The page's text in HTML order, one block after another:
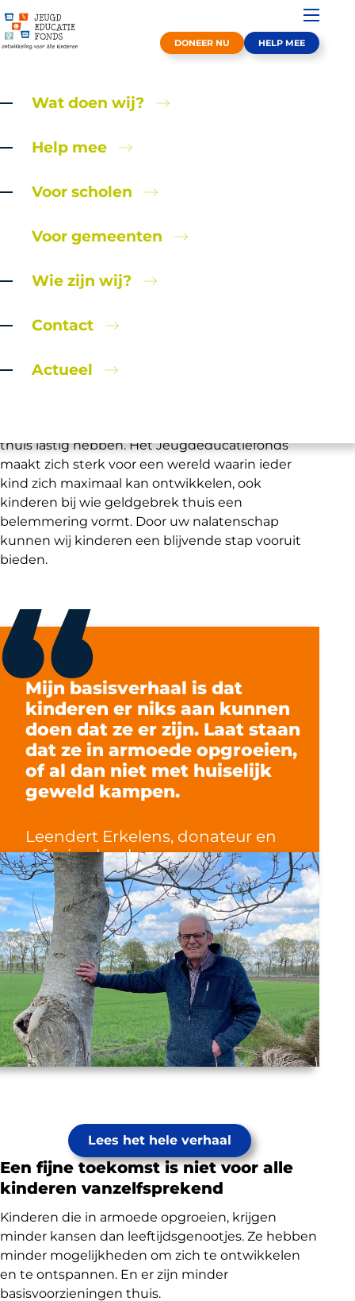
DONEER NU HELP MEE
Wat doen wij?
Help mee
Voor scholen
Voor gemeenten
Wie zijn wij?
Contact
Actueel
Jeugdeducatiefonds
thuis lastig hebben. Het Jeugdeducatiefonds
maakt zich sterk voor een wereld waarin ieder
kind zich maximaal kan ontwikkelen, ook
kinderen bij wie geldgebrek thuis een
belemmering vormt. Door uw nalatenschap
kunnen wij kinderen een blijvende stap vooruit
bieden.
voor kinderen, dankzij
Mijn basisverhaal is dat
kinderen er niks aan kunnen
doen dat ze er zijn. Laat staan
dat ze in armoede opgroeien,
of al dan niet met huiselijk
geweld kampen.
Leendert Erkelens, donateur en
erfenisschenker
Lees het hele verhaal
Een fijne toekomst is niet voor alle
kinderen vanzelfsprekend
Kinderen die in armoede opgroeien, krijgen
minder kansen dan leeftijdsgenootjes. Ze hebben
minder mogelijkheden om zich te ontwikkelen
en te ontspannen. En er zijn minder
basisvoorzieningen thuis.